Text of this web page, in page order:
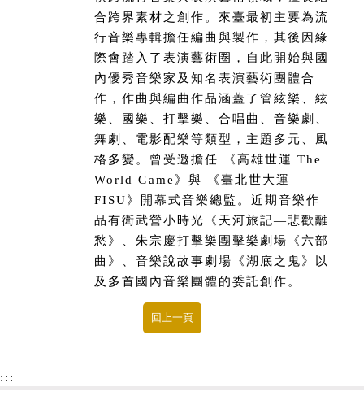
合跨界素材之創作。來臺最初主要為流
行音樂專輯擔任編曲與製作，其後因緣
際會踏入了表演藝術圈，自此開始與國
內優秀音樂家及知名表演藝術團體合
作，作曲與編曲作品涵蓋了管絃樂、絃
樂、國樂、打擊樂、合唱曲、音樂劇、
舞劇、電影配樂等類型，主題多元、風
格多變。曾受邀擔任 《高雄世運 The
World Game》與 《臺北世大運
FISU》開幕式音樂總監。近期音樂作
品有衛武營小時光《天河旅記—悲歡離
愁》、朱宗慶打擊樂團擊樂劇場《六部
曲》、音樂說故事劇場《湖底之鬼》以
及多首國內音樂團體的委託創作。
:::